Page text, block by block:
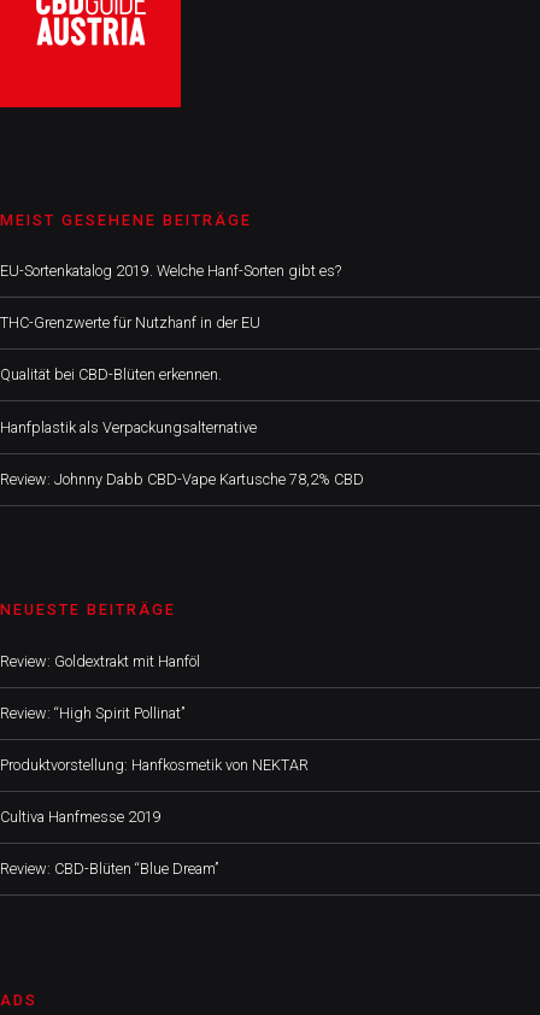
MEIST GESEHENE BEITRÄGE
EU-Sortenkatalog 2019. Welche Hanf-Sorten gibt es?
THC-Grenzwerte für Nutzhanf in der EU
Qualität bei CBD-Blüten erkennen.
Hanfplastik als Verpackungsalternative
Review: Johnny Dabb CBD-Vape Kartusche 78,2% CBD
NEUESTE BEITRÄGE
Review: Goldextrakt mit Hanföl
Review: “High Spirit Pollinat”
Produktvorstellung: Hanfkosmetik von NEKTAR
Cultiva Hanfmesse 2019
Review: CBD-Blüten “Blue Dream”
ADS